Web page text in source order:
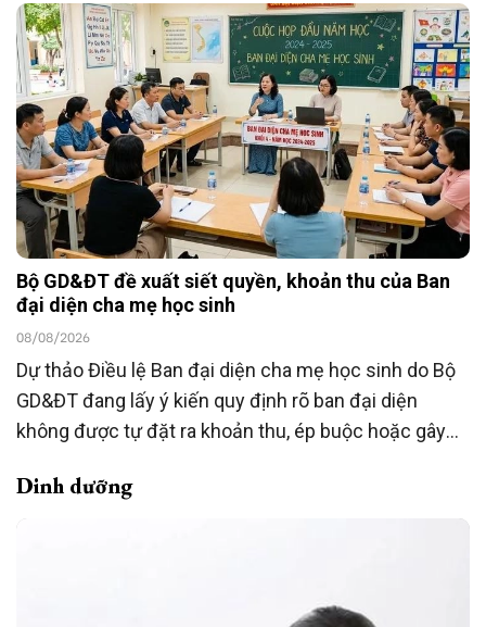
Bộ GD&ĐT đề xuất siết quyền, khoản thu của Ban
đại diện cha mẹ học sinh
08/08/2026
Dự thảo Điều lệ Ban đại diện cha mẹ học sinh do Bộ
GD&ĐT đang lấy ý kiến quy định rõ ban đại diện
không được tự đặt ra khoản thu, ép buộc hoặc gây
nguyện và không ảnh hưởng đến quyền lợi của học
Dinh dưỡng